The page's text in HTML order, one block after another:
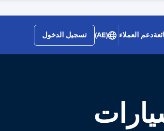
دعم العملاء (AE) تسجيل الدخول